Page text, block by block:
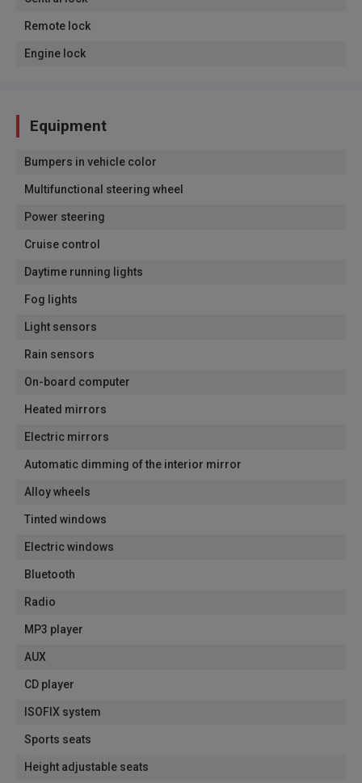
Remote lock
Engine lock
Equipment
Bumpers in vehicle color
Multifunctional steering wheel
Power steering
Cruise control
Daytime running lights
Fog lights
Light sensors
Rain sensors
On-board computer
Heated mirrors
Electric mirrors
Automatic dimming of the interior mirror
Alloy wheels
Tinted windows
Electric windows
Bluetooth
Radio
MP3 player
AUX
CD player
ISOFIX system
Sports seats
Height adjustable seats